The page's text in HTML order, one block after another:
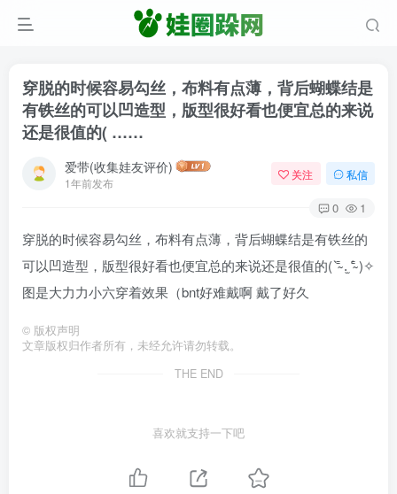
穿脱的时候容易勾丝，布料有点薄，背后蝴蝶结是
有铁丝的可以凹造型，版型很好看也便宜总的来说
还是很值的( ……
爱带(收集娃友评价)
1年前发布
关注 私信
0 1
穿脱的时候容易勾丝，布料有点薄，背后蝴蝶结是有铁丝的
可以凹造型，版型很好看也便宜总的来说还是很值的( ⁼̴̀ .̫ ⁼̴́ )✧
图是大力力小六穿着效果（bnt好难戴啊 戴了好久
© 版权声明
文章版权归作者所有，未经允许请勿转载。
THE END
喜欢就支持一下吧